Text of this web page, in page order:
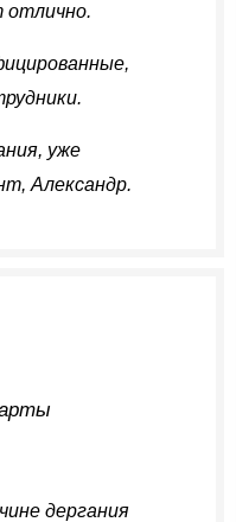
отлично.
уже
Александр.
дергания